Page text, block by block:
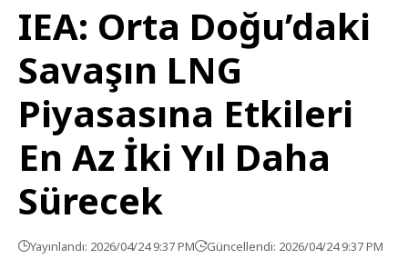
IEA: Orta Doğu’daki
Savaşın LNG
Piyasasına Etkileri
En Az İki Yıl Daha
Sürecek
Yayınlandı: 2026/04/24 9:37 PM Güncellendi: 2026/04/24 9:37 PM